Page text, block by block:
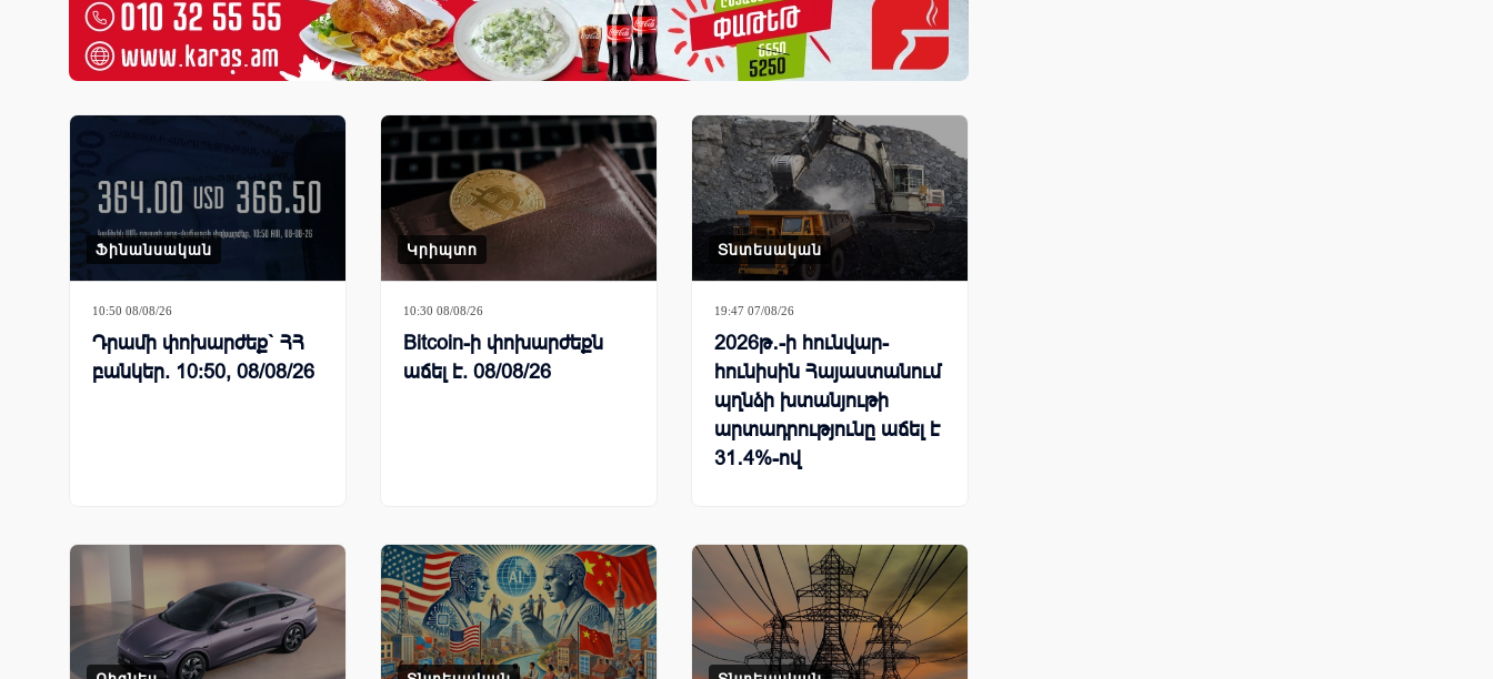
Ֆինանսական
10:50 08/08/26
Դրամի փոխարժեք` ՀՀ
բանկեր. 10:50, 08/08/26
Կրիպտո
10:30 08/08/26
Bitcoin-ի փոխարժեքն
աճել է. 08/08/26
Տնտեսական
19:47 07/08/26
2026թ․-ի հունվար-
հունիսին Հայաստանում
պղնձի խտանյութի
արտադրությունը աճել է
31․4%-ով